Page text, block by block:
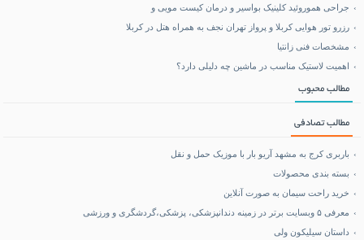
جراحی هموروئید کلینیک بواسیر و درمان کیست مویی و
رزرو تور هوایی کربلا و پرواز تهران نجف به همراه هتل در کربلا
مشخصات فنی زانتیا
اهمیت لاستیک مناسب در ماشین چه دلیلی دارد؟
مطالب محبوب
مطالب تصادفی
باربری کرج به مشهد آریو بار با موزیک حمل و نقل
بسته بندی محصولات
خرید راحت سیمان به صورت آنلاین
معرفی ۵ وبسایت برتر در زمینه دندانپزشکی، پزشکی،گردشگری و ورزشی
داستان سیلیکون ولی